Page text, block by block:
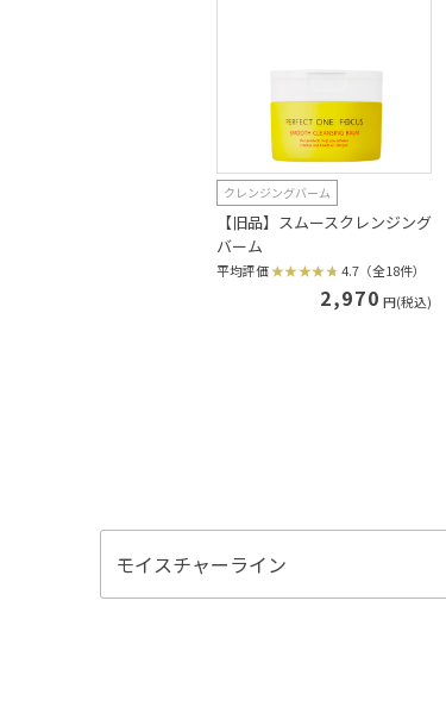
クレンジングバーム
【旧品】スムースクレンジング
バーム
平均評価 4.7（全18件）
2,970 円(税込)
モイスチャーライン